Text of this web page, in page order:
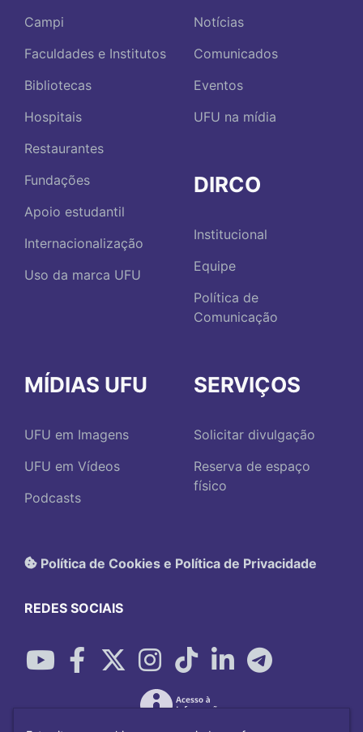
Campi
Faculdades e Institutos
Bibliotecas
Hospitais
Restaurantes
Fundações
Apoio estudantil
Internacionalização
Uso da marca UFU
Notícias
Comunicados
Eventos
UFU na mídia
DIRCO
Institucional
Equipe
Política de
Comunicação
MÍDIAS UFU
UFU em Imagens
UFU em Vídeos
Podcasts
SERVIÇOS
Solicitar divulgação
Reserva de espaço
físico
Política de Cookies e Política de Privacidade
REDES SOCIAIS